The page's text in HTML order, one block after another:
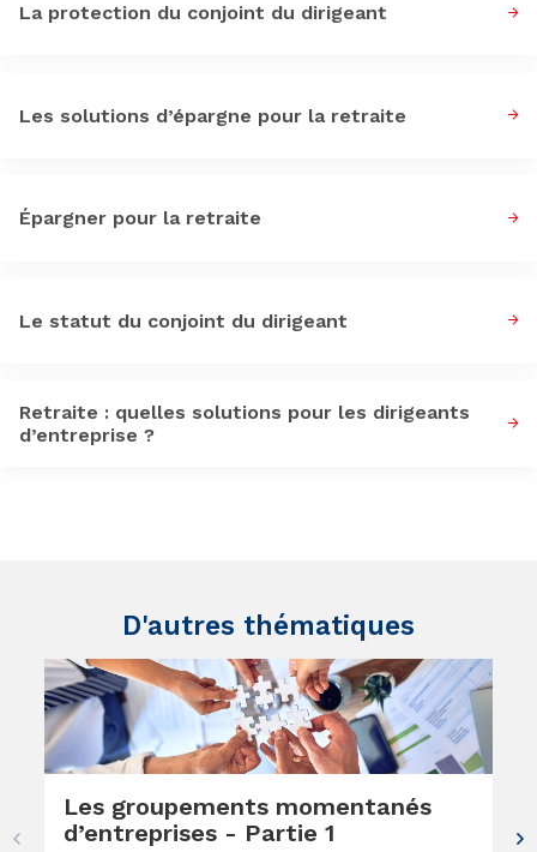
La protection du conjoint du dirigeant
Les solutions d’épargne pour la retraite
Épargner pour la retraite
Le statut du conjoint du dirigeant
Retraite : quelles solutions pour les dirigeants
d’entreprise ?
D'autres thématiques
Les groupements momentanés
d’entreprises - Partie 1